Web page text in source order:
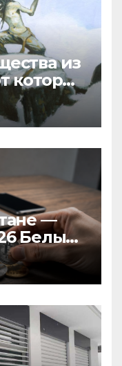
из
которых
—
Белый